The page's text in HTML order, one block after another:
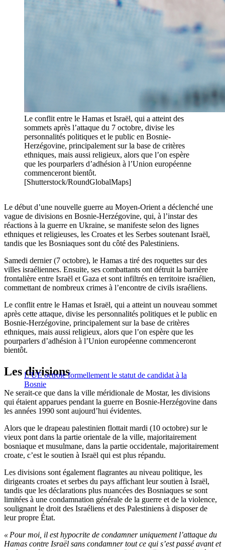
Le conflit entre le Hamas et Israël, qui a atteint des
sommets après l’attaque du 7 octobre, divise les
personnalités politiques et le public en Bosnie-
Herzégovine, principalement sur la base de critères
ethniques, mais aussi religieux, alors que l’on espère
que les pourparlers d’adhésion à l’Union européenne
commenceront bientôt.
[Shutterstock/RoundGlobalMaps]
Le début d’une nouvelle guerre au Moyen-Orient a déclenché une
vague de divisions en Bosnie-Herzégovine, qui, à l’instar des
réactions à la guerre en Ukraine, se manifeste selon des lignes
ethniques et religieuses, les Croates et les Serbes soutenant Israël,
tandis que les Bosniaques sont du côté des Palestiniens.
Samedi dernier (7 octobre), le Hamas a tiré des roquettes sur des
villes israéliennes. Ensuite, ses combattants ont détruit la barrière
frontalière entre Israël et Gaza et sont infiltrés en territoire israélien,
commettant de nombreux crimes à l’encontre de civils israéliens.
Le conflit entre le Hamas et Israël, qui a atteint un nouveau sommet
après cette attaque, divise les personnalités politiques et le public en
Bosnie-Herzégovine, principalement sur la base de critères
ethniques, mais aussi religieux, alors que l’on espère que les
pourparlers d’adhésion à l’Union européenne commenceront
bientôt.
L’UE octroie formellement le statut de candidat à la
Bosnie
Les divisions
Ne serait-ce que dans la ville méridionale de Mostar, les divisions
qui étaient apparues pendant la guerre en Bosnie-Herzégovine dans
les années 1990 sont aujourd’hui évidentes.
Alors que le drapeau palestinien flottait mardi (10 octobre) sur le
vieux pont dans la partie orientale de la ville, majoritairement
bosniaque et musulmane, dans la partie occidentale, majoritairement
croate, c’est le soutien à Israël qui est plus répandu.
Les divisions sont également flagrantes au niveau politique, les
dirigeants croates et serbes du pays affichant leur soutien à Israël,
tandis que les déclarations plus nuancées des Bosniaques se sont
limitées à une condamnation générale de la guerre et de la violence,
soulignant le droit des Israéliens et des Palestiniens à disposer de
leur propre État.
« Pour moi, il est hypocrite de condamner uniquement l’attaque du
Hamas contre Israël sans condamner tout ce qui s’est passé avant et